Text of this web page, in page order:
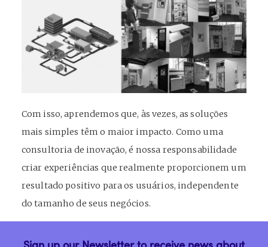
Com isso, aprendemos que, às vezes, as soluções
mais simples têm o maior impacto. Como uma
consultoria de inovação, é nossa responsabilidade
criar experiências que realmente proporcionem um
resultado positivo para os usuários, independente
do tamanho de seus negócios.